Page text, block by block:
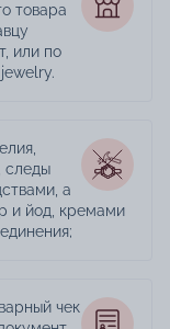
товара
или по
следы
а
и йод, кремами
чек